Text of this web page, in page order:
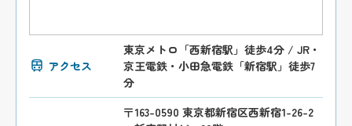
アクセス
東京メトロ「西新宿駅」徒歩4分 / JR・
京王電鉄・小田急電鉄「新宿駅」徒歩7
分
〒163-0590 東京都新宿区西新宿1-26-2